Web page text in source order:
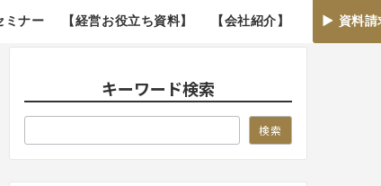
ミナー 【経営お役立ち資料】 【会社紹介】 ▶ 資料請
キーワード検索
検索